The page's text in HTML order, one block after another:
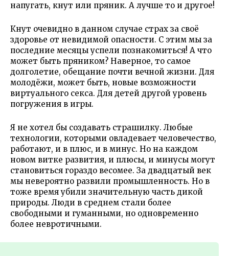
напугать, кнут или пряник. А лучше то и другое!
Кнут очевидно в данном случае страх за своё
здоровье от невидимой опасности. С этим мы за
последние месяцы успели познакомиться! А что
может быть пряником? Наверное, то самое
долголетие, обещание почти вечной жизни. Для
молодёжи, может быть, новые возможности
виртуального секса. Для детей другой уровень
погружения в игры.
Я не хотел бы создавать страшилку. Любые
технологии, которыми овладевает человечество,
работают, и в плюс, и в минус. Но на каждом
новом витке развития, и плюсы, и минусы могут
становиться гораздо весомее. За двадцатый век
мы невероятно развили промышленность. Но в
тоже время убили значительную часть дикой
природы. Люди в среднем стали более
свободными и гуманными, но одновременно
более невротичными.